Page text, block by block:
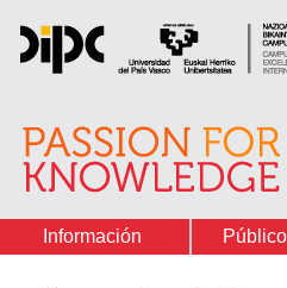
Información Público